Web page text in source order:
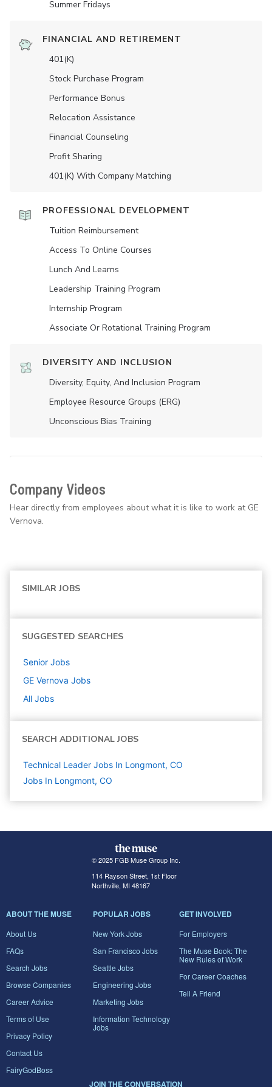
Summer Fridays
FINANCIAL AND RETIREMENT
401(K)
Stock Purchase Program
Performance Bonus
Relocation Assistance
Financial Counseling
Profit Sharing
401(K) With Company Matching
PROFESSIONAL DEVELOPMENT
Tuition Reimbursement
Access To Online Courses
Lunch And Learns
Leadership Training Program
Internship Program
Associate Or Rotational Training Program
DIVERSITY AND INCLUSION
Diversity, Equity, And Inclusion Program
Employee Resource Groups (ERG)
Unconscious Bias Training
Company Videos
Hear directly from employees about what it is like to work at GE
Vernova.
SIMILAR JOBS
SUGGESTED SEARCHES
Senior Jobs
GE Vernova Jobs
All Jobs
SEARCH ADDITIONAL JOBS
Technical Leader Jobs In Longmont, CO
Jobs In Longmont, CO
© 2025 FGB Muse Group Inc.
114 Rayson Street, 1st Floor
Northville, MI 48167
ABOUT THE MUSE
About Us
FAQs
Search Jobs
Browse Companies
Career Advice
Terms of Use
Privacy Policy
Contact Us
FairyGodBoss
POPULAR JOBS
New York Jobs
San Francisco Jobs
Seattle Jobs
Engineering Jobs
Marketing Jobs
Information Technology
Jobs
GET INVOLVED
For Employers
The Muse Book: The
New Rules of Work
For Career Coaches
Tell A Friend
JOIN THE CONVERSATION